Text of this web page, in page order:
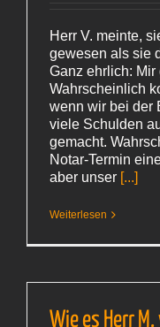
Herr V. meinte,
gewesen als sie
Ganz ehrlich: Mir
Wahrscheinlich
wenn wir bei der
viele Schulden
gemacht.
Notar-Termin
aber unser [...]
Weiterlesen
Wie es Herr